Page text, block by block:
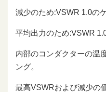
減少のため:VSWR 1.0の
平均出力のため:VSWR
内部のコンダクターの温
ング。
最高VSWRおよび減少の